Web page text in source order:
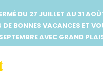
DU 27 JUILLET AU 31
BONNES VACANCES ET
AVEC GRAND